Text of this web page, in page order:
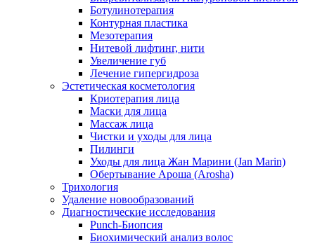
Ботулинотерапия
Контурная пластика
Мезотерапия
Нитевой лифтинг, нити
Увеличение губ
Лечение гипергидроза
Эстетическая косметология
Криотерапия лица
Маски для лица
Массаж лица
Чистки и уходы для лица
Пилинги
Уходы для лица Жан Марини (Jan Marin)
Обертывание Ароша (Arosha)
Трихология
Удаление новообразований
Диагностические исследования
Punch-Биопсия
Биохимический анализ волос